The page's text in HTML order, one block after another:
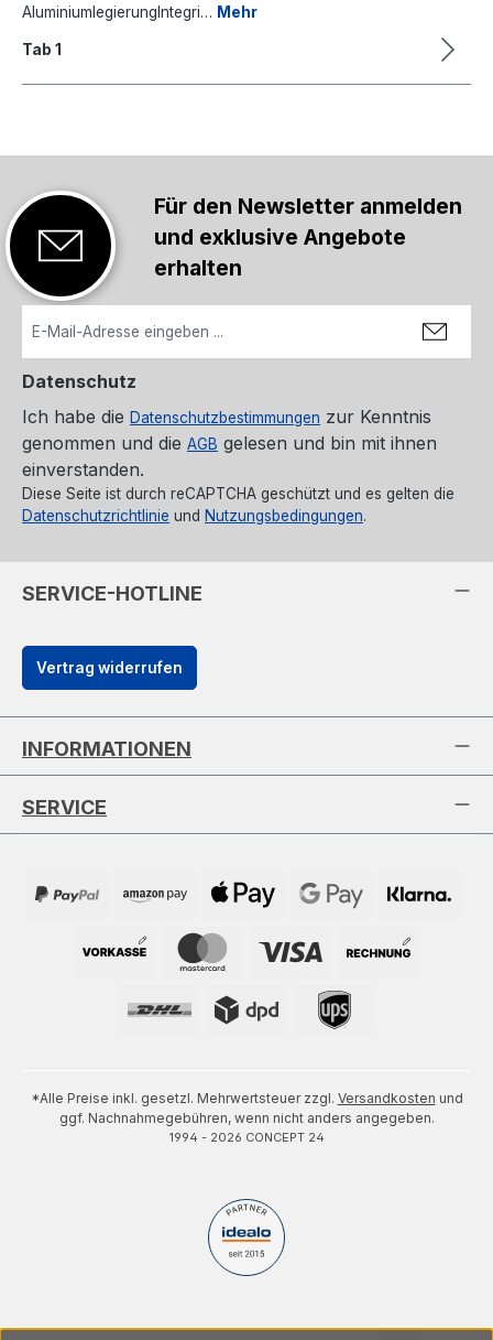
AluminiumlegierungIntegri… Mehr
Tab 1
Für den Newsletter anmelden
und exklusive Angebote
erhalten
Datenschutz
Ich habe die Datenschutzbestimmungen zur Kenntnis
genommen und die AGB gelesen und bin mit ihnen
einverstanden.
Diese Seite ist durch reCAPTCHA geschützt und es gelten die
Datenschutzrichtlinie und Nutzungsbedingungen.
SERVICE-HOTLINE
Vertrag widerrufen
INFORMATIONEN
SERVICE
*Alle Preise inkl. gesetzl. Mehrwertsteuer zzgl. Versandkosten und
ggf. Nachnahmegebühren, wenn nicht anders angegeben.
1994 - 2026 CONCEPT 24